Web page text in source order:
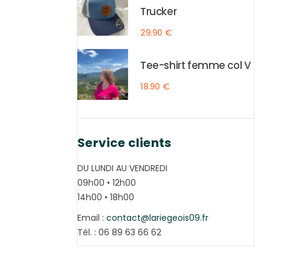
Trucker
29.90 €
Tee-shirt femme col V
18.90 €
Service clients
DU LUNDI AU VENDREDI
09h00 • 12h00
14h00 • 18h00
Email :contact@lariegeois09.fr
Tél. : 06 89 63 66 62